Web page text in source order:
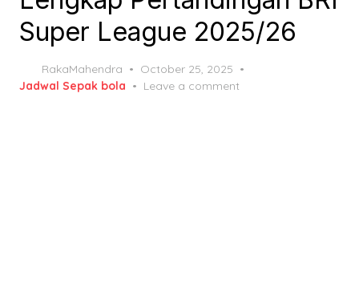
Super League 2025/26
RakaMahendra
Posted
on
October 25, 2025
Jadwal Sepak bola
Leave a comment